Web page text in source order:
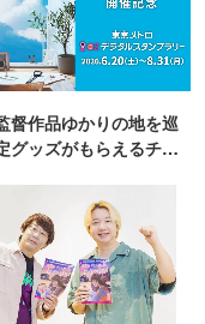
督作品ゆかりの地を巡
グッズがもらえるチャ